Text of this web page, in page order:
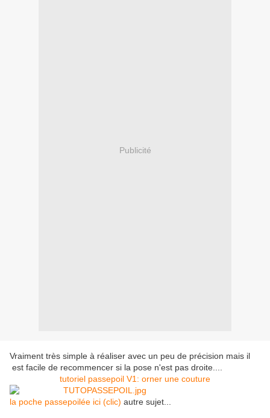
Publicité
Vraiment très simple à réaliser avec un peu de précision mais il
est facile de recommencer si la pose n'est pas droite....
tutoriel passepoil V1: orner une couture
la poche passepoilée ici (clic) autre sujet...